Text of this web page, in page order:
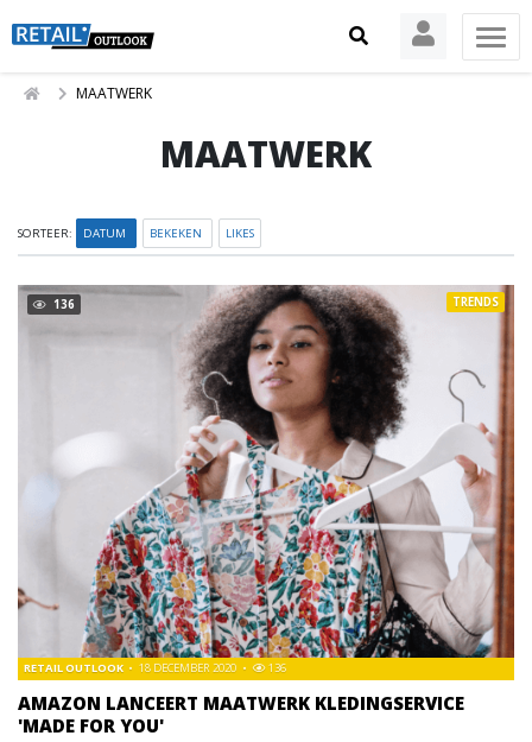
MAATWERK
MAATWERK
SORTEER: DATUM BEKEKEN LIKES
136
AMAZON LANCEERT MAATWERK KLEDINGSERVICE
'MADE FOR YOU'
RETAIL OUTLOOK 18 DECEMBER 2020 136
TRENDS